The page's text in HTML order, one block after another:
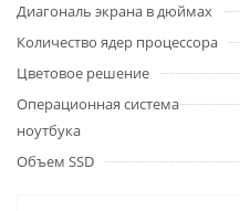
Диагональ экрана в дюймах
Количество ядер процессора
Цветовое решение
Операционная система
ноутбука
Объем SSD